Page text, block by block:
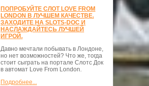
ПОПРОБУЙТЕ СЛОТ LOVE FROM
LONDON В ЛУЧШЕМ КАЧЕСТВЕ.
ЗАХОДИТЕ НА SLOTS-DOC И
НАСЛАЖДАЙТЕСЬ ЛУЧШЕЙ
ИГРОЙ.
Давно мечтали побывать в Лондоне,
но нет возможностей? Что же, тогда
стоит сыграть на портале Слотс Док
в автомат Love From London.
Подробнее...